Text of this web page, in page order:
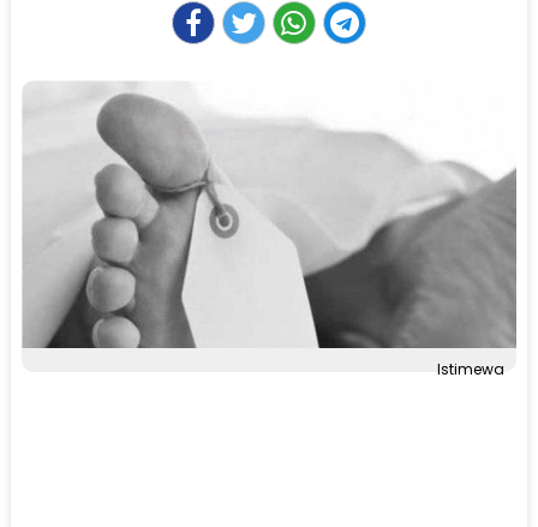
Istimewa